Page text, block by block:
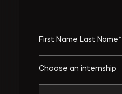
Choose an internship